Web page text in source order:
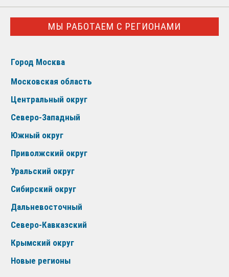
МЫ РАБОТАЕМ С РЕГИОНАМИ
Город Москва
Московская область
Центральный округ
Северо-Западный
Южный округ
Приволжский округ
Уральский округ
Сибирский округ
Дальневосточный
Северо-Кавказский
Крымский округ
Новые регионы